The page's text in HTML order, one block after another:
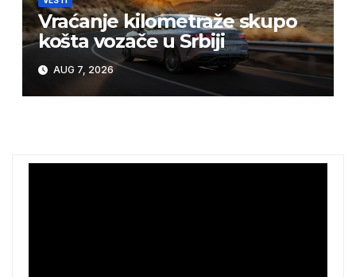
Vraćanje kilometraže skupo
košta vozače u Srbiji
AUG 7, 2026